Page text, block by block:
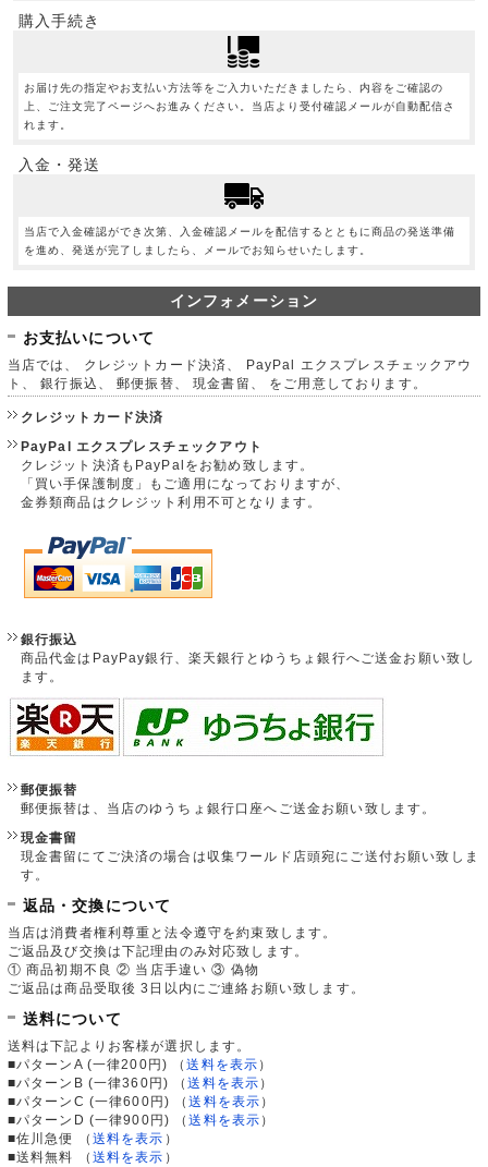
購入手続き
お届け先の指定やお支払い方法等をご入力いただきましたら、内容をご確認の
上、ご注文完了ページへお進みください。当店より受付確認メールが自動配信さ
れます。
入金・発送
当店で入金確認ができ次第、入金確認メールを配信するとともに商品の発送準備
を進め、発送が完了しましたら、メールでお知らせいたします。
インフォメーション
お支払いについて
当店では、 クレジットカード決済、 PayPal エクスプレスチェックアウ
ト、 銀行振込、 郵便振替、 現金書留、 をご用意しております。
クレジットカード決済
PayPal エクスプレスチェックアウト
クレジット決済もPayPalをお勧め致します。
「買い手保護制度」もご適用になっておりますが、
金券類商品はクレジット利用不可となります。
銀行振込
商品代金はPayPay銀行、楽天銀行とゆうちょ銀行へご送金お願い致し
ます。
郵便振替
郵便振替は、当店のゆうちょ銀行口座へご送金お願い致します。
現金書留
現金書留にてご決済の場合は収集ワールド店頭宛にご送付お願い致しま
す。
返品・交換について
当店は消費者権利尊重と法令遵守を約束致します。
ご返品及び交換は下記理由のみ対応致します。
① 商品初期不良 ② 当店手違い ③ 偽物
ご返品は商品受取後 3日以内にご連絡お願い致します。
送料について
送料は下記よりお客様が選択します。
■パターンA (一律200円)
（送料を表示 ）
■パターンB (一律360円)
（送料を表示 ）
■パターンC (一律600円)
（送料を表示 ）
■パターンD (一律900円)
（送料を表示 ）
■佐川急便
（ 送料を表示 ）
■送料無料
（ 送料を表示 ）